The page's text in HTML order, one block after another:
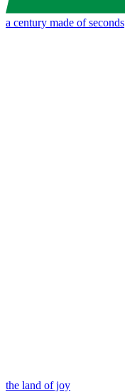
a century made of seconds
the land of joy